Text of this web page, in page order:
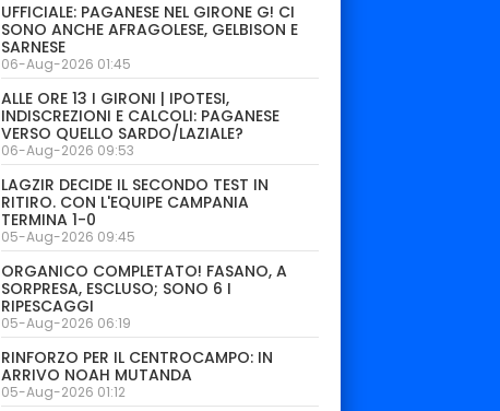
UFFICIALE: PAGANESE NEL GIRONE G! CI
SONO ANCHE AFRAGOLESE, GELBISON E
SARNESE
06-Aug-2026 01:45
ALLE ORE 13 I GIRONI | IPOTESI,
INDISCREZIONI E CALCOLI: PAGANESE
VERSO QUELLO SARDO/LAZIALE?
06-Aug-2026 09:53
LAGZIR DECIDE IL SECONDO TEST IN
RITIRO. CON L'EQUIPE CAMPANIA
TERMINA 1-0
05-Aug-2026 09:45
ORGANICO COMPLETATO! FASANO, A
SORPRESA, ESCLUSO; SONO 6 I
RIPESCAGGI
05-Aug-2026 06:19
RINFORZO PER IL CENTROCAMPO: IN
ARRIVO NOAH MUTANDA
05-Aug-2026 01:12